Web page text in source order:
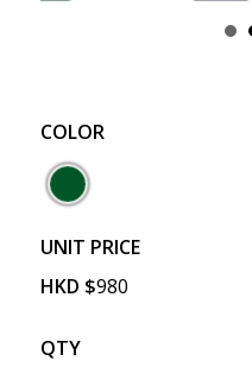
COLOR
UNIT PRICE
HKD $980
QTY